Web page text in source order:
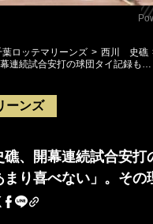
葉ロッテマリーンズ
西川 史礁
連続試合安打の球団タイ記録も
ーンズ
礁、開幕連続試合安打
り喜べない」。その